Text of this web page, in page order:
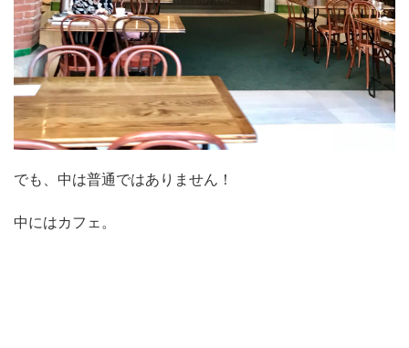
でも、中は普通ではありません！
中にはカフェ。